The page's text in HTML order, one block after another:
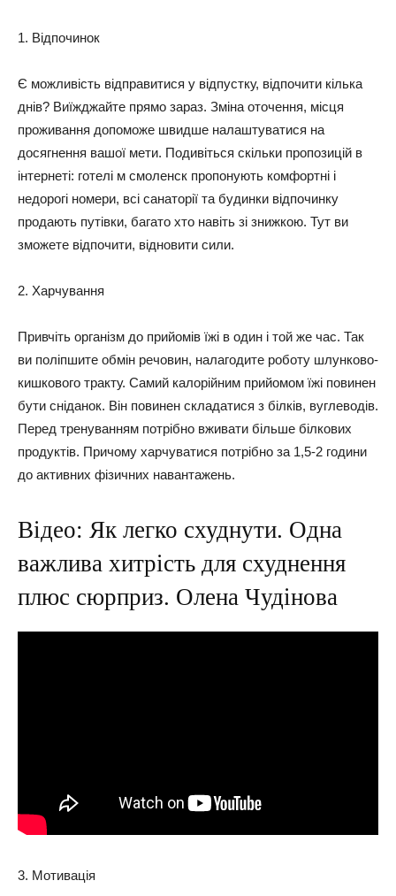
1. Відпочинок
Є можливість відправитися у відпустку, відпочити кілька
днів? Виїжджайте прямо зараз. Зміна оточення, місця
проживання допоможе швидше налаштуватися на
досягнення вашої мети. Подивіться скільки пропозицій в
інтернеті: готелі м смоленск пропонують комфортні і
недорогі номери, всі санаторії та будинки відпочинку
продають путівки, багато хто навіть зі знижкою. Тут ви
зможете відпочити, відновити сили.
2. Харчування
Привчіть організм до прийомів їжі в один і той же час. Так
ви поліпшите обмін речовин, налагодите роботу шлунково-
кишкового тракту. Самий калорійним прийомом їжі повинен
бути сніданок. Він повинен складатися з білків, вуглеводів.
Перед тренуванням потрібно вживати більше білкових
продуктів. Причому харчуватися потрібно за 1,5-2 години
до активних фізичних навантажень.
Відео: Як легко схуднути. Одна
важлива хитрість для схуднення
плюс сюрприз. Олена Чудінова
3. Мотивація